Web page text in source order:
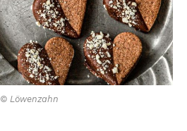
© Löwenzahn